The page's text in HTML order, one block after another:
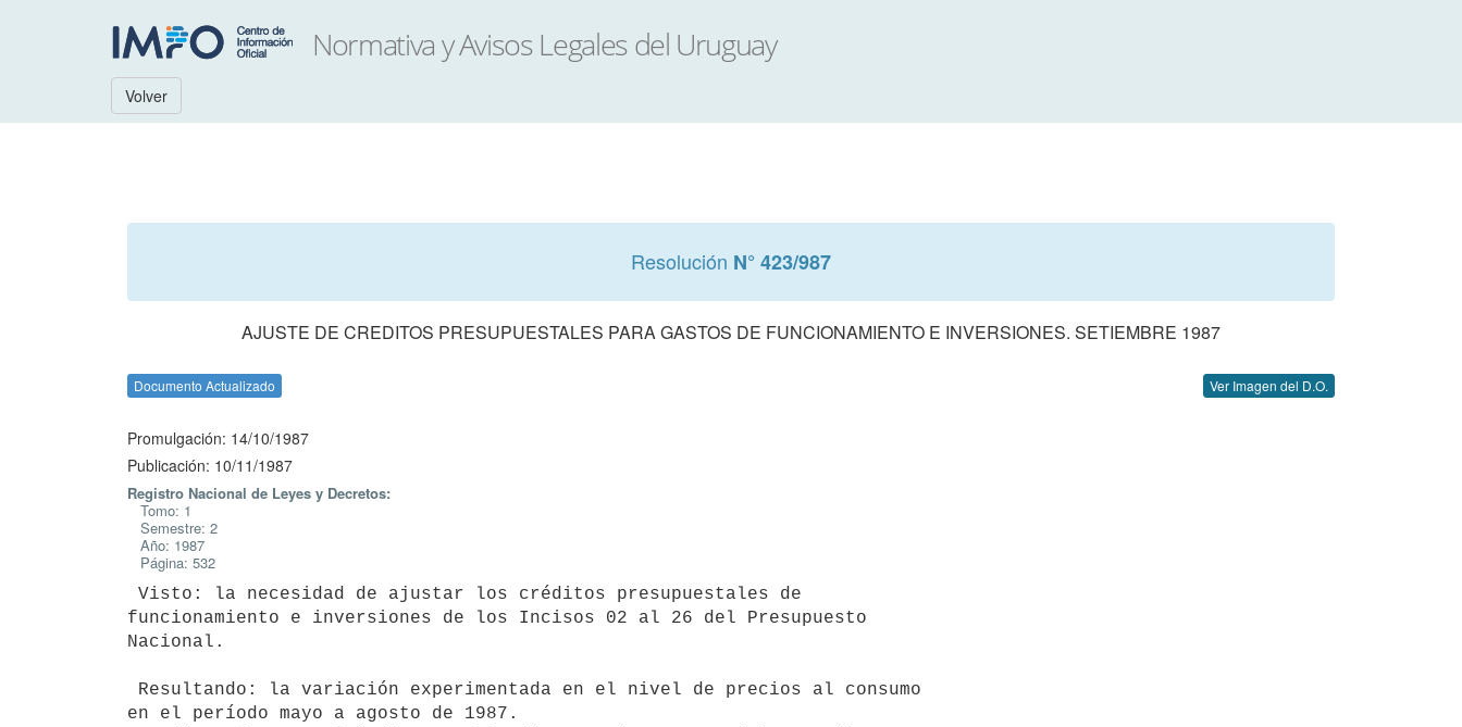
Volver
Resolución N° 423/987
AJUSTE DE CREDITOS PRESUPUESTALES PARA GASTOS DE FUNCIONAMIENTO E INVERSIONES. SETIEMBRE 1987
Documento Actualizado Ver Imagen del D.O.
Promulgación: 14/10/1987
Publicación: 10/11/1987
Registro Nacional de Leyes y Decretos:
Tomo: 1
Semestre: 2
Año: 1987
Página: 532
funcionamiento e inversiones de los Incisos 02 al 26 del Presupuesto
Nacional.
en el período mayo a agosto de 1987.